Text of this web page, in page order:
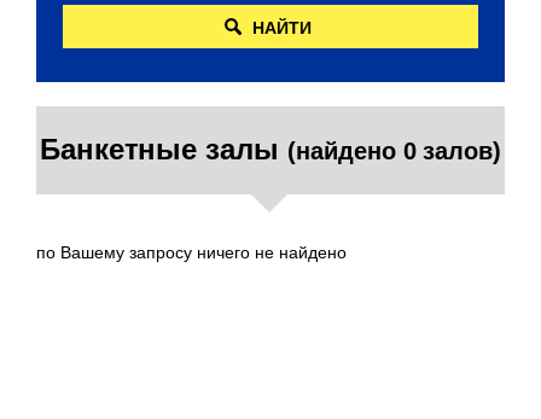
НАЙТИ
Банкетные залы (найдено 0 залов)
по Вашему запросу ничего не найдено